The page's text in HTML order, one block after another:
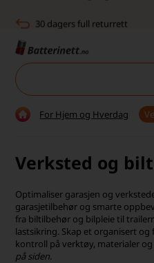
Billig frakt
Høy
Toll, moms og avgifter
Billig frakt
Tlf. er stengt uke 27–32
For Hjem og Hverdag
Verksted og
Optimaliser garasjen og
garasjetilbehør og smarte
fra biltilbehør og bilpleie til
lastsikring. Skap et organisert
kontroll på verktøy, materialer
på siden.